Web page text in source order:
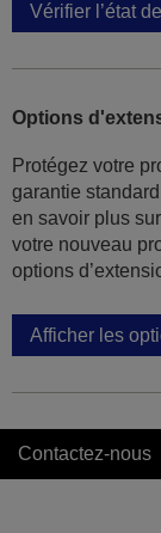
Vérifier l’état
Options
Protégez votre
garantie
en savoir plus
votre nouveau
options
Afficher les
Contactez-nous